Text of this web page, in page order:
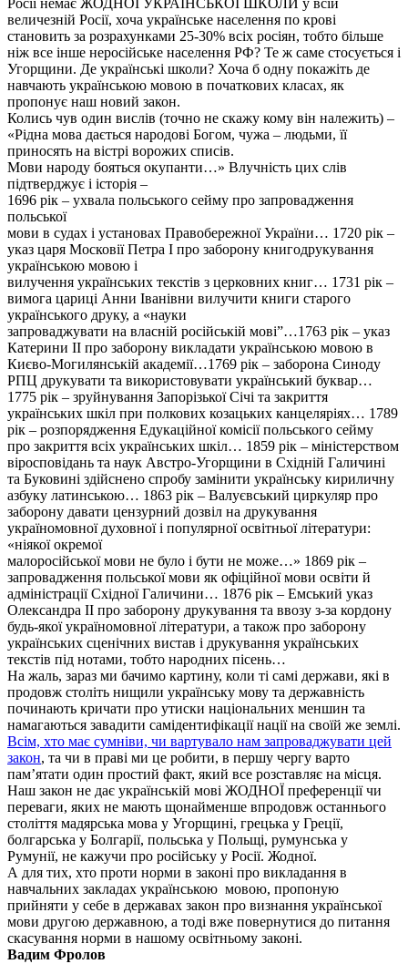
Росії немає ЖОДНОЇ УКРАЇНСЬКОЇ ШКОЛИ у всій
величезній Росії, хоча українське населення по крові
становить за розрахунками 25-30% всіх росіян, тобто більше
ніж все інше неросійське населення РФ? Те ж саме стосується і
Угорщини. Де українські школи? Хоча б одну покажіть де
навчають українською мовою в початкових класах, як
пропонує наш новий закон.
Колись чув один вислів (точно не скажу кому він належить) –
«Рідна мова дається народові Богом, чужа – людьми, її
приносять на вістрі ворожих списів.
Мови народу бояться окупанти…» Влучність цих слів
підтверджує і історія –
1696 рік – ухвала польського сейму про запровадження
польської
мови в судах і установах Правобережної України… 1720 рік –
указ царя Московії Петра І про заборону книгодрукування
українською мовою і
вилучення українських текстів з церковних книг… 1731 рік –
вимога цариці Анни Іванівни вилучити книги старого
українського друку, а «науки
запроваджувати на власній російській мові”…1763 рік – указ
Катерини II про заборону викладати українською мовою в
Києво-Могилянській академії…1769 рік – заборона Синоду
РПЦ друкувати та використовувати український буквар…
1775 рік – зруйнування Запорізької Січі та закриття
українських шкіл при полкових козацьких канцеляріях… 1789
рік – розпорядження Едукаційної комісії польського сейму
про закриття всіх українських шкіл… 1859 рік – міністерством
віросповідань та наук Австро-Угорщини в Східній Галичині
та Буковині здійснено спробу замінити українську кириличну
азбуку латинською… 1863 рік – Валуєвський циркуляр про
заборону давати цензурний дозвіл на друкування
україномовної духовної і популярної освітньої літератури:
«ніякої окремої
малоросійської мови не було і бути не може…» 1869 рік –
запровадження польської мови як офіційної мови освіти й
адміністрації Східної Галичини… 1876 рік – Емський указ
Олександра ІІ про заборону друкування та ввозу з-за кордону
будь-якої україномовної літератури, а також про заборону
українських сценічних вистав і друкування українських
текстів під нотами, тобто народних пісень…
На жаль, зараз ми бачимо картину, коли ті самі держави, які в
продовж століть нищили українську мову та державність
починають кричати про утиски національних меншин та
намагаються завадити самідентифікації нації на своїй же землі.
Всім, хто має сумніви, чи вартувало нам запроваджувати цей
закон, та чи в праві ми це робити, в першу чергу варто
пам’ятати один простий факт, який все розставляє на місця.
Наш закон не дає українській мові ЖОДНОЇ преференції чи
переваги, яких не мають щонайменше впродовж останнього
століття мадярська мова у Угорщині, грецька у Греції,
болгарська у Болгарії, польська у Польщі, румунська у
Румунії, не кажучи про російську у Росії. Жодної.
А для тих, хто проти норми в законі про викладання в
навчальних закладах українською мовою, пропоную
прийняти у себе в державах закон про визнання української
мови другою державною, а тоді вже повернутися до питання
скасування норми в нашому освітньому законі.
Вадим Фролов